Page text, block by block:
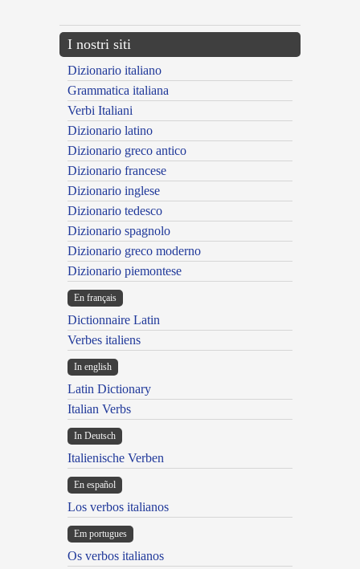
I nostri siti
Dizionario italiano
Grammatica italiana
Verbi Italiani
Dizionario latino
Dizionario greco antico
Dizionario francese
Dizionario inglese
Dizionario tedesco
Dizionario spagnolo
Dizionario greco moderno
Dizionario piemontese
En français
Dictionnaire Latin
Verbes italiens
In english
Latin Dictionary
Italian Verbs
In Deutsch
Italienische Verben
En español
Los verbos italianos
Em portugues
Os verbos italianos